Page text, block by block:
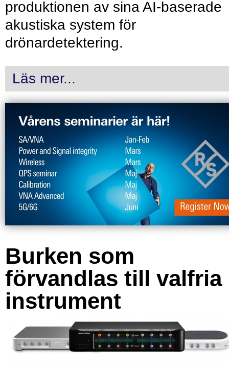
produktionen av sina AI-baserade
akustiska system för
drönardetektering.
Läs mer...
Burken som
förvandlas till valfria
instrument